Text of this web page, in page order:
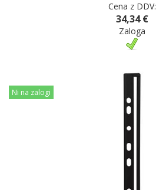
Cena z DDV:
34,34 €
Zaloga
Ni na zalogi